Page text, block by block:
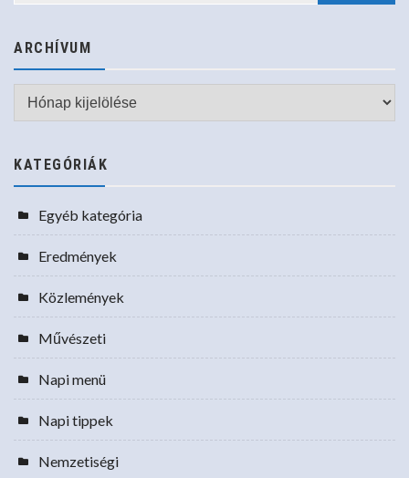
ARCHÍVUM
Archívum
KATEGÓRIÁK
Egyéb kategória
Eredmények
Közlemények
Művészeti
Napi menü
Napi tippek
Nemzetiségi